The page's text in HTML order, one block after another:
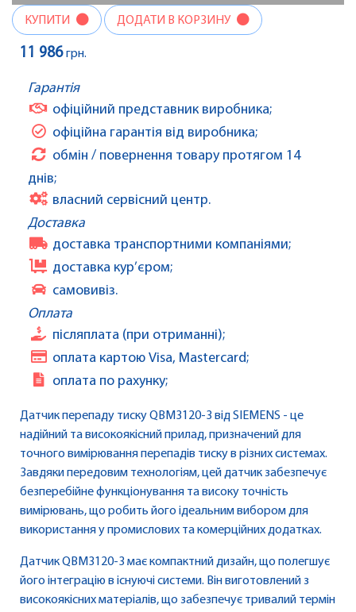
КУПИТИ ДОДАТИ В КОРЗИНУ
11 986грн.
Гарантія
офіційний представник виробника;
офіційна гарантія від виробника;
обмін / повернення товару протягом 14
днів;
власний сервісний центр.
Доставка
доставка транспортними компаніями;
доставка кур’єром;
самовивіз.
Оплата
післяплата (при отриманні);
оплата картою Visa, Mastercard;
оплата по рахунку;
Датчик перепаду тиску QBM3120-3 від SIEMENS - це
надійний та високоякісний прилад, призначений для
точного вимірювання перепадів тиску в різних системах.
Завдяки передовим технологіям, цей датчик забезпечує
безперебійне функціонування та високу точність
вимірювань, що робить його ідеальним вибором для
використання у промислових та комерційних додатках.
Датчик QBM3120-3 має компактний дизайн, що полегшує
його інтеграцію в існуючі системи. Він виготовлений з
високоякісних матеріалів, що забезпечує тривалий термін